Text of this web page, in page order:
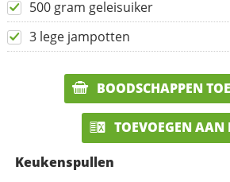
500 gram geleisuiker
3 lege jampotten
BOODSCHAPPEN
TOEVOEGEN AAN
Keukenspullen